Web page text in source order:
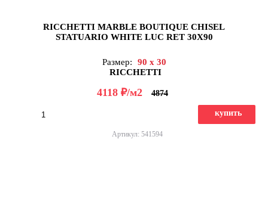
RICCHETTI MARBLE BOUTIQUE CHISEL
STATUARIO WHITE LUC RET 30X90
Размер:
90 x 30
RICCHETTI
4118 д/м2 4874
купить
Артикул: 541594